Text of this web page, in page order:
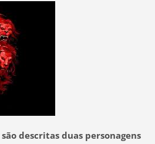
descritas duas personagens